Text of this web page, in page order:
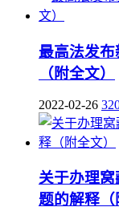
最高法发
（附全文）
2022-02-26
关于办理
题的解释（